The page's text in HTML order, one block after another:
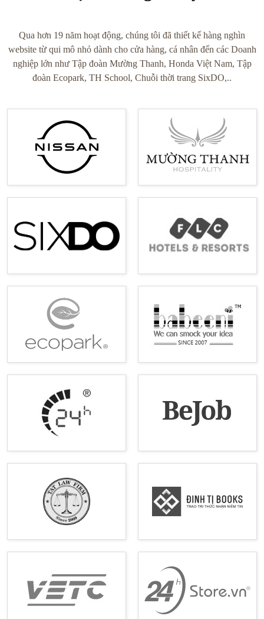
Qua hơn 19 năm hoạt động, chúng tôi đã thiết kế hàng nghìn
website từ qui mô nhỏ dành cho cửa hàng, cá nhân đến các Doanh
nghiệp lớn như Tập đoàn Mường Thanh, Honda Việt Nam, Tập
đoàn Ecopark, TH School, Chuỗi thời trang SixDO,..